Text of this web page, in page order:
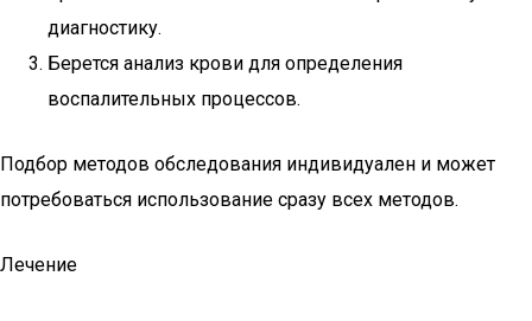
диагностику.
Берется анализ крови для определения
воспалительных процессов.
Подбор методов обследования индивидуален и может
потребоваться использование сразу всех методов.
Лечение